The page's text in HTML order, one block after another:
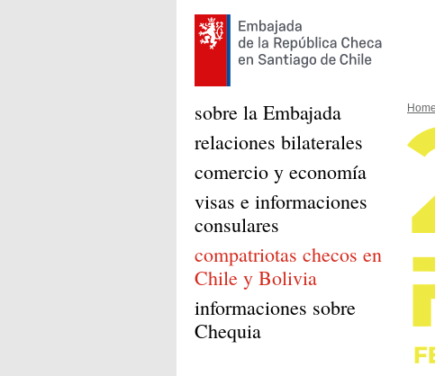
Home
sobre la Embajada
relaciones bilaterales
comercio y economía
visas e informaciones
consulares
compatriotas checos en
Chile y Bolivia
informaciones sobre
Chequia